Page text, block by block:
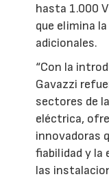
hasta 1.000
que elimina
adicionales.
“Con la
Gavazzi
sectores de
eléctrica,
innovadoras
fiabilidad y la
las